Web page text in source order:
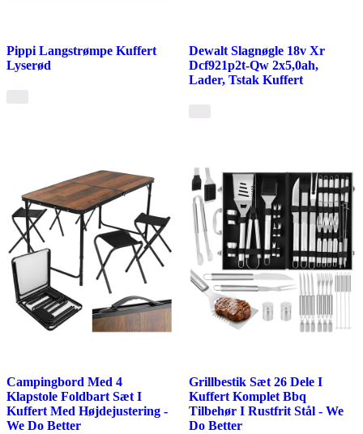
Pippi Langstrømpe Kuffert
Lyserød
Dewalt Slagnøgle 18v Xr
Dcf921p2t-Qw 2x5,0ah,
Lader, Tstak Kuffert
Campingbord Med 4
Klapstole Foldbart Sæt I
Kuffert Med Højdejustering -
We Do Better
Grillbestik Sæt 26 Dele I
Kuffert Komplet Bbq
Tilbehør I Rustfrit Stål - We
Do Better